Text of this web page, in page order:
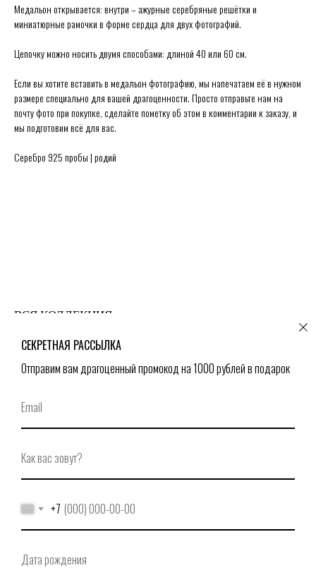
СЕКРЕТНАЯ РАССЫЛКА
Отправим вам драгоценный промокод на 1000 рублей в подарок
+7
Медальон открывается: внутри – ажурные серебряные решётки и
миниатюрные рамочки в форме сердца для двух фотографий.
Цепочку можно носить двумя способами: длиной 40 или 60 см.
Если вы хотите вставить в медальон фотографию, мы напечатаем её в нужном
размере специально для вашей драгоценности. Просто отправьте нам на
почту фото при покупке, сделайте пометку об этом в комментарии к заказу, и
мы подготовим всё для вас.
Серебро 925 пробы | родий
ВСЯ КОЛЛЕКЦИЯ
Secrets в Москве:Сытинский переулок 8/2
+7 (926) 231-20-26
+7 (925) 023-90-47
hello@secrets-jewelry.ru
ДРАГОЦЕННОСТИ
КОЛЬЦА
МЕДАЛЬОНЫ
ПРОГРАММА ЛОЯЛЬНОСТИ
ЗАРЕГИСТРИРОВАТЬСЯ
ПОЛИТИКА ОБРАБОТКИ